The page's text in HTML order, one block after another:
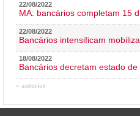
22/08/2022
MA: bancários completam 15
22/08/2022
Bancários intensificam
18/08/2022
Bancários decretam estado
« anterior